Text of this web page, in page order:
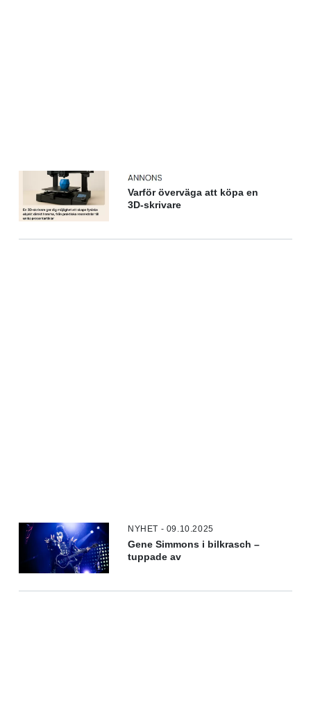
Varför överväga att köpa en
3D-skrivare
NYHET - 09.10.2025
Gene Simmons i bilkrasch –
tuppade av